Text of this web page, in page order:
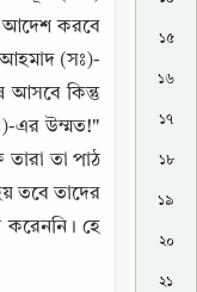
আদেশ করবে
(সঃ)-
আসবে কিন্তু
এর উম্মত!"
তা পাঠ
তবে তাদের
করেননি। হে
১৫
১৬
১৭
১৮
১৯
২০
২১